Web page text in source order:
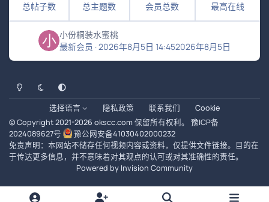
总帖子数 总主题数 会员总数 最高在线
小份桐装水蜜桃
最新会员 ·2026年8月5日 14:452026年8月5日
浅色模式黑暗模式系统偏好
选择语言 隐私政策 联系我们
Cookie
© Copyright 2021-2026 okscc.com 保留所有权利。 豫ICP备
2024089627号
豫公网安备41030402000232
免责声明：本网站不储存任何视频内容或资料，仅提供文件链接。目的在
于传达更多信息，并不意味着对其观点的认可或对其准确性的责任。
Powered by Invision Community